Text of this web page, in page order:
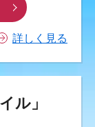
詳しく見る
ル」